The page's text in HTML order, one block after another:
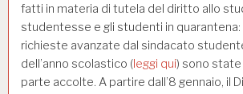
fatti in materia di tutela del diritto allo
studentesse e gli studenti in quarantena:
richieste avanzate dal sindacato
dell’anno scolastico (leggi qui) sono
parte accolte. A partire dall’8 gennaio, il